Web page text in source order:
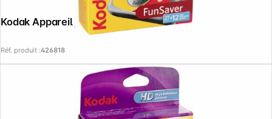
Kodak Appareil jetable Fun Saver 27+12
Réf. produit :426818
Copyright © 2000 - 2026 DIFOX. All rights reserved.